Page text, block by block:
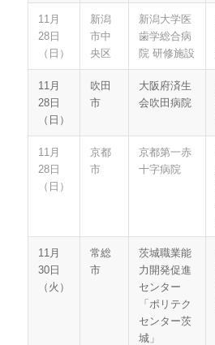
11月
28日
（日）
新潟
市中
央区
新潟大学医
歯学総合病
院 研修施設
11月
28日
（日）
吹田
市
大阪府済生
会吹田病院
11月
28日
（日）
京都
市
京都第一赤
十字病院
11月
30日
（火）
常総
市
茨城職業能
力開発促進
センター
「ポリテク
センター茨
城」